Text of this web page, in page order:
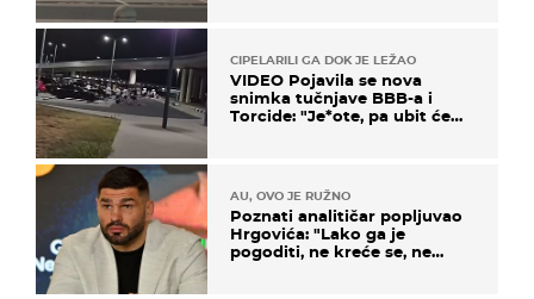
CIPELARILI GA DOK JE LEŽAO
VIDEO Pojavila se nova
snimka tučnjave BBB-a i
Torcide: "Je*ote, pa ubit će
AU, OVO JE RUŽNO
Poznati analitičar popljuvao
Hrgovića: "Lako ga je
pogoditi, ne kreće se, ne